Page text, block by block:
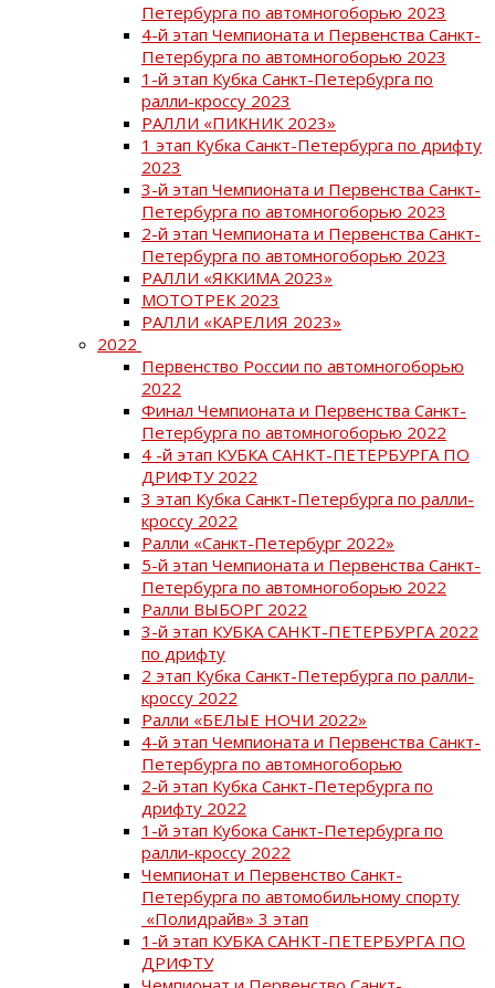
Петербурга по автомногоборью 2023
4-й этап Чемпионата и Первенства Санкт-
Петербурга по автомногоборью 2023
1-й этап Кубка Санкт-Петербурга по
ралли-кроссу 2023
РАЛЛИ «ПИКНИК 2023»
1 этап Кубка Санкт-Петербурга по дрифту
2023
3-й этап Чемпионата и Первенства Санкт-
Петербурга по автомногоборью 2023
2-й этап Чемпионата и Первенства Санкт-
Петербурга по автомногоборью 2023
РАЛЛИ «ЯККИМА 2023»
МОТОТРЕК 2023
РАЛЛИ «КАРЕЛИЯ 2023»
2022
Первенство России по автомногоборью
2022
Финал Чемпионата и Первенства Санкт-
Петербурга по автомногоборью 2022
4 -й этап КУБКА САНКТ-ПЕТЕРБУРГА ПО
ДРИФТУ 2022
3 этап Кубка Санкт-Петербурга по ралли-
кроссу 2022
Ралли «Санкт-Петербург 2022»
5-й этап Чемпионата и Первенства Санкт-
Петербурга по автомногоборью 2022
Ралли ВЫБОРГ 2022
3-й этап КУБКА САНКТ-ПЕТЕРБУРГА 2022
по дрифту
2 этап Кубка Санкт-Петербурга по ралли-
кроссу 2022
Ралли «БЕЛЫЕ НОЧИ 2022»
4-й этап Чемпионата и Первенства Санкт-
Петербурга по автомногоборью
2-й этап Кубка Санкт-Петербурга по
дрифту 2022
1-й этап Кубока Санкт-Петербурга по
ралли-кроссу 2022
Чемпионат и Первенство Санкт-
Петербурга по автомобильному спорту
«Полидрайв» 3 этап
1-й этап КУБКА САНКТ-ПЕТЕРБУРГА ПО
ДРИФТУ